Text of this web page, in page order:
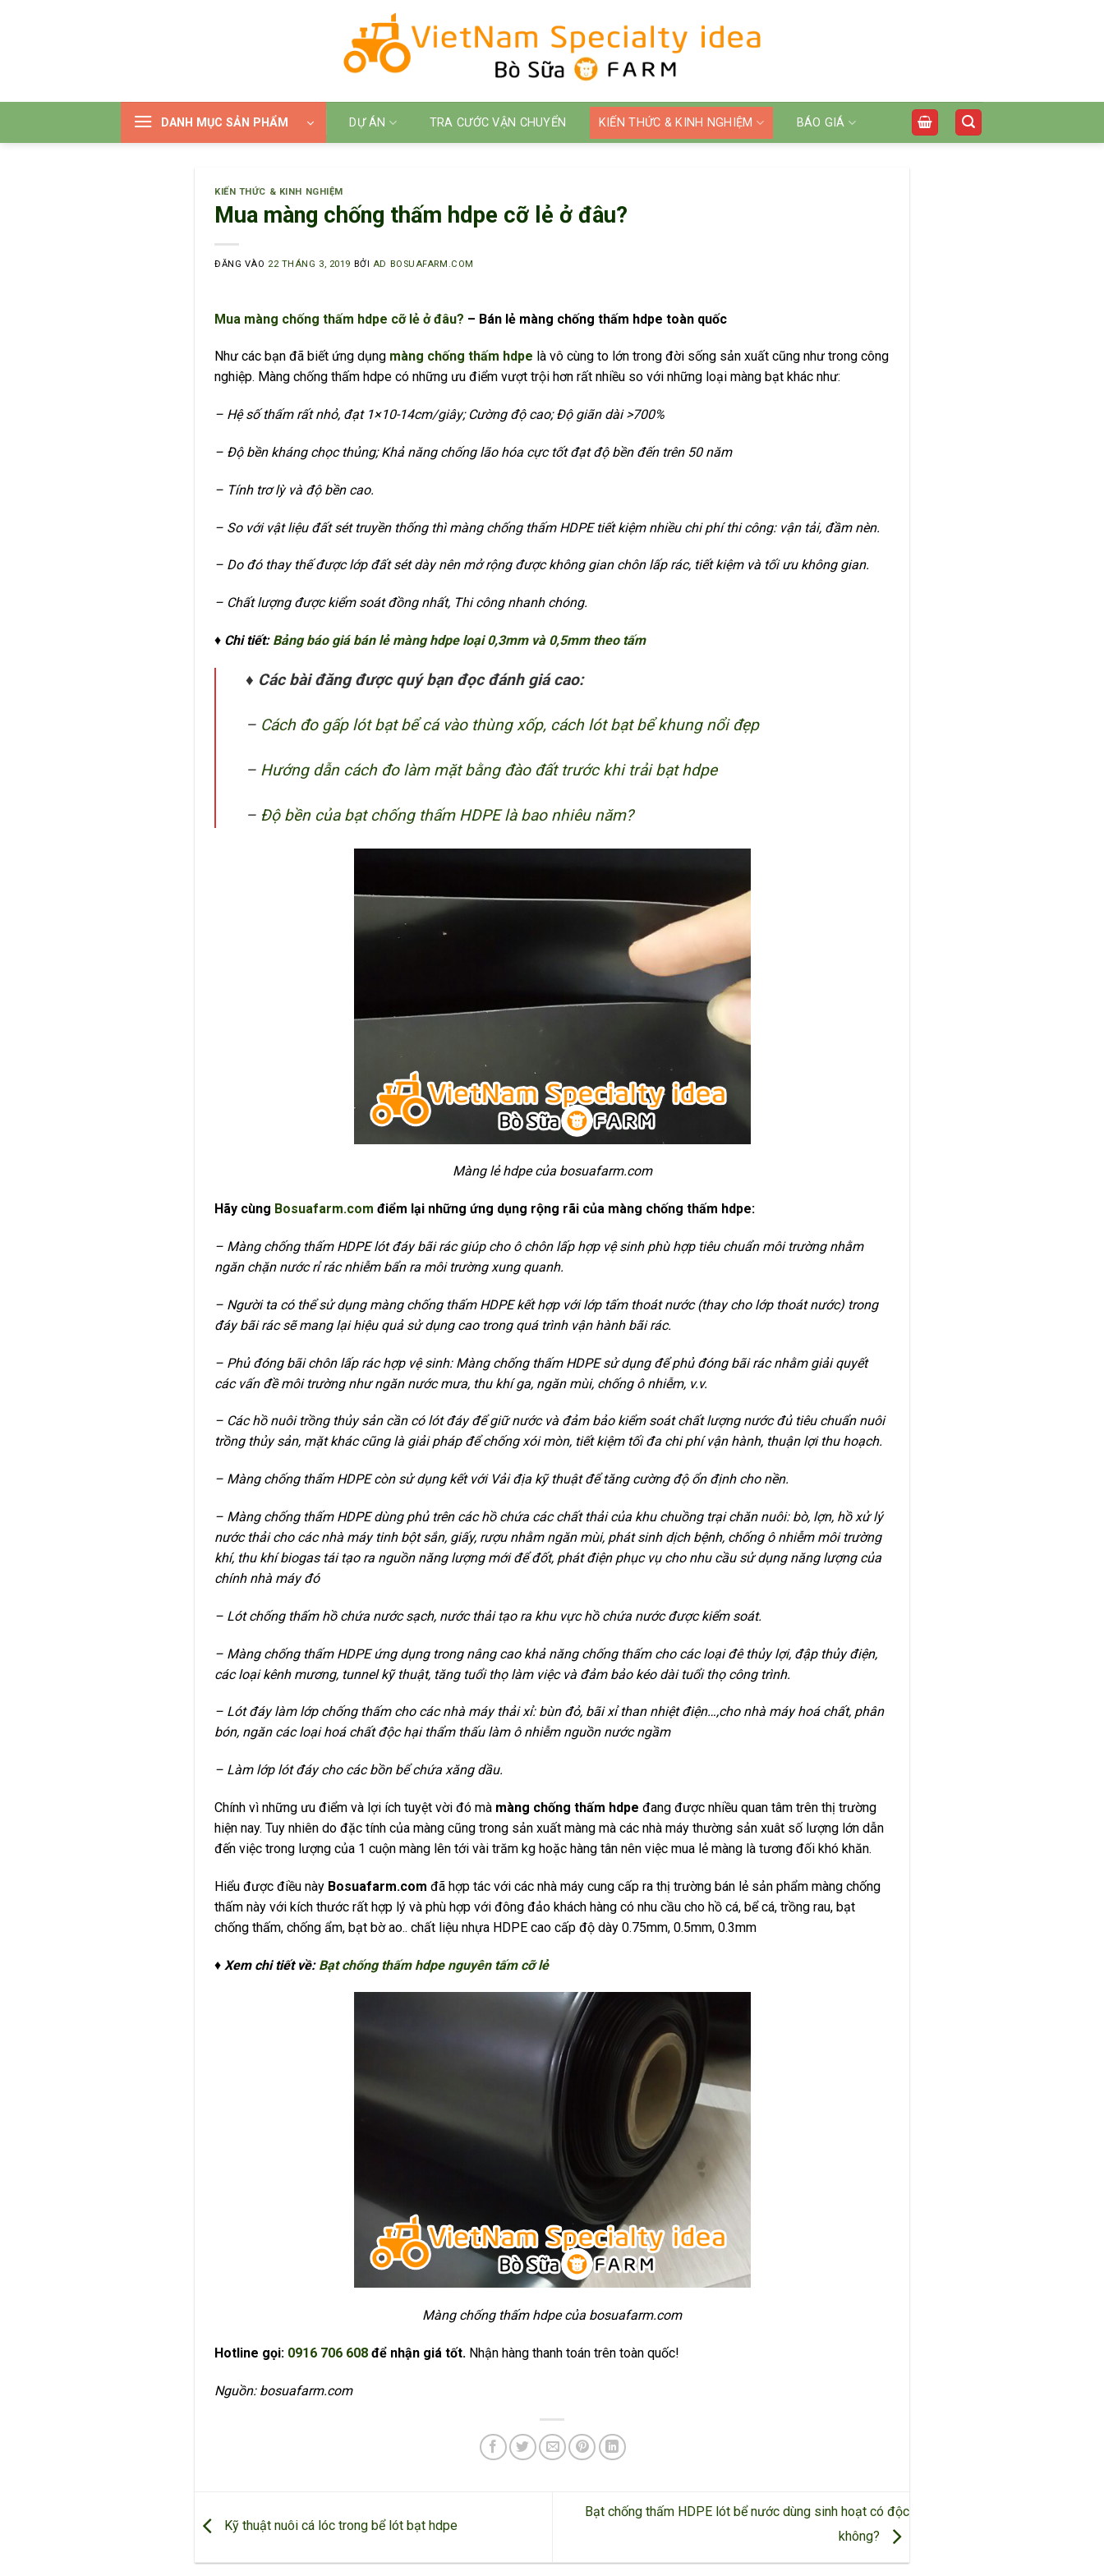
DANH MỤC SẢN PHẨM DỰ ÁN TRA CƯỚC VẬN CHUYỂN KIẾN THỨC & KINH NGHIỆM BÁO GIÁ
KIẾN THỨC & KINH NGHIỆM
Mua màng chống thấm hdpe cỡ lẻ ở đâu?
ĐĂNG VÀO 22 THÁNG 3, 2019 BỞI AD BOSUAFARM.COM
Mua màng chống thấm hdpe cỡ lẻ ở đâu? – Bán lẻ màng chống thấm hdpe toàn quốc
Như các bạn đã biết ứng dụng màng chống thấm hdpe là vô cùng to lớn trong đời sống sản xuất cũng như trong công
nghiệp. Màng chống thấm hdpe có những ưu điểm vượt trội hơn rất nhiều so với những loại màng bạt khác như:
– Hệ số thấm rất nhỏ, đạt 1×10-14cm/giây; Cường độ cao; Độ giãn dài >700%
– Độ bền kháng chọc thủng; Khả năng chống lão hóa cực tốt đạt độ bền đến trên 50 năm
– Tính trơ lỳ và độ bền cao.
– So với vật liệu đất sét truyền thống thì màng chống thấm HDPE tiết kiệm nhiều chi phí thi công: vận tải, đầm nèn.
– Do đó thay thế được lớp đất sét dày nên mở rộng được không gian chôn lấp rác, tiết kiệm và tối ưu không gian.
– Chất lượng được kiểm soát đồng nhất, Thi công nhanh chóng.
♦ Chi tiết: Bảng báo giá bán lẻ màng hdpe loại 0,3mm và 0,5mm theo tấm
♦ Các bài đăng được quý bạn đọc đánh giá cao:
– Cách đo gấp lót bạt bể cá vào thùng xốp, cách lót bạt bể khung nổi đẹp
– Hướng dẫn cách đo làm mặt bằng đào đất trước khi trải bạt hdpe
– Độ bền của bạt chống thấm HDPE là bao nhiêu năm?
Màng lẻ hdpe của bosuafarm.com
Hãy cùng Bosuafarm.com điểm lại những ứng dụng rộng rãi của màng chống thấm hdpe:
– Màng chống thấm HDPE lót đáy bãi rác giúp cho ô chôn lấp hợp vệ sinh phù hợp tiêu chuẩn môi trường nhằm
ngăn chặn nước rỉ rác nhiễm bẩn ra môi trường xung quanh.
– Người ta có thể sử dụng màng chống thấm HDPE kết hợp với lớp tấm thoát nước (thay cho lớp thoát nước) trong
đáy bãi rác sẽ mang lại hiệu quả sử dụng cao trong quá trình vận hành bãi rác.
– Phủ đóng bãi chôn lấp rác hợp vệ sinh: Màng chống thấm HDPE sử dụng để phủ đóng bãi rác nhằm giải quyết
các vấn đề môi trường như ngăn nước mưa, thu khí ga, ngăn mùi, chống ô nhiễm, v.v.
– Các hồ nuôi trồng thủy sản cần có lót đáy để giữ nước và đảm bảo kiểm soát chất lượng nước đủ tiêu chuẩn nuôi
trồng thủy sản, mặt khác cũng là giải pháp để chống xói mòn, tiết kiệm tối đa chi phí vận hành, thuận lợi thu hoạch.
– Màng chống thấm HDPE còn sử dụng kết với Vải địa kỹ thuật để tăng cường độ ổn định cho nền.
– Màng chống thấm HDPE dùng phủ trên các hồ chứa các chất thải của khu chuồng trại chăn nuôi: bò, lợn, hồ xử lý
nước thải cho các nhà máy tinh bột sắn, giấy, rượu nhằm ngăn mùi, phát sinh dịch bệnh, chống ô nhiễm môi trường
khí, thu khí biogas tái tạo ra nguồn năng lượng mới để đốt, phát điện phục vụ cho nhu cầu sử dụng năng lượng của
chính nhà máy đó
– Lót chống thấm hồ chứa nước sạch, nước thải tạo ra khu vực hồ chứa nước được kiểm soát.
– Màng chống thấm HDPE ứng dụng trong nâng cao khả năng chống thấm cho các loại đê thủy lợi, đập thủy điện,
các loại kênh mương, tunnel kỹ thuật, tăng tuổi thọ làm việc và đảm bảo kéo dài tuổi thọ công trình.
– Lót đáy làm lớp chống thấm cho các nhà máy thải xỉ: bùn đỏ, bãi xỉ than nhiệt điện…,cho nhà máy hoá chất, phân
bón, ngăn các loại hoá chất độc hại thẩm thấu làm ô nhiễm nguồn nước ngầm
– Làm lớp lót đáy cho các bồn bể chứa xăng dầu.
Chính vì những ưu điểm và lợi ích tuyệt vời đó mà màng chống thấm hdpe đang được nhiều quan tâm trên thị trường
hiện nay. Tuy nhiên do đặc tính của màng cũng trong sản xuất màng mà các nhà máy thường sản xuât số lượng lớn dẫn
đến việc trong lượng của 1 cuộn màng lên tới vài trăm kg hoặc hàng tân nên việc mua lẻ màng là tương đối khó khăn.
Hiểu được điều này Bosuafarm.com đã hợp tác với các nhà máy cung cấp ra thị trường bán lẻ sản phẩm màng chống
thấm này với kích thước rất hợp lý và phù hợp với đông đảo khách hàng có nhu cầu cho hồ cá, bể cá, trồng rau, bạt
chống thấm, chống ẩm, bạt bờ ao.. chất liệu nhựa HDPE cao cấp độ dày 0.75mm, 0.5mm, 0.3mm
♦ Xem chi tiết về: Bạt chống thấm hdpe nguyên tấm cỡ lẻ
Màng chống thấm hdpe của bosuafarm.com
Hotline gọi: 0916 706 608 để nhận giá tốt. Nhận hàng thanh toán trên toàn quốc!
Nguồn: bosuafarm.com
Kỹ thuật nuôi cá lóc trong bể lót bạt hdpe
Bạt chống thấm HDPE lót bể nước dùng sinh hoạt có độc
không?